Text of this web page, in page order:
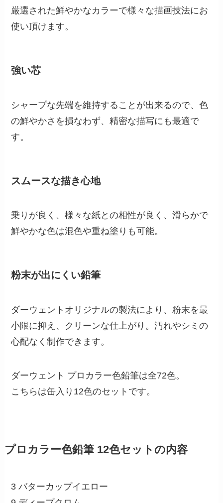
厳選された鮮やかなカラーで様々な描画技法にお
使い頂けます。
強い芯
シャープな先端を維持することが出来るので、色
の鮮やかさを損なわず、精密な描写にも最適で
す。
スムースな描き心地
乗りが良く、様々な紙との相性が良く、滑らかで
鮮やかな色は混色や重ね塗りも可能。
粉末が出にくい鉛筆
ダーウェントオリジナルの製法により、粉末を最
小限に抑え、クリーンな仕上がり。汚れやシミの
心配なく制作できます。
ダーウェント プロカラー色鉛筆は全72色。
こちらは缶入り12色のセットです。
プロカラー色鉛筆 12色セットの内容
3 バターカップイエロー